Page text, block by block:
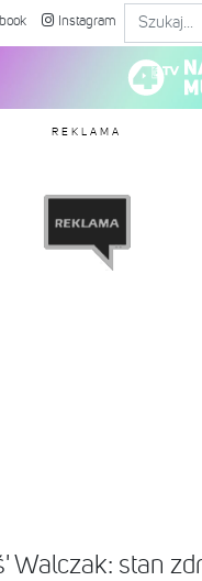
Instagram
REKLAMA
Walczak: stan